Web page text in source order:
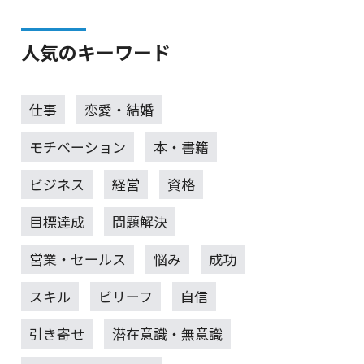
人気のキーワード
仕事
恋愛・結婚
モチベーション
本・書籍
ビジネス
経営
資格
目標達成
問題解決
営業・セールス
悩み
成功
スキル
ビリーフ
自信
引き寄せ
潜在意識・無意識